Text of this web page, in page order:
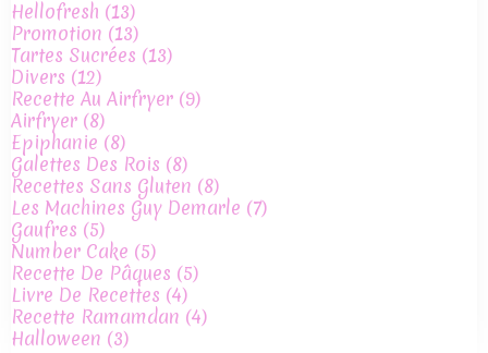
Hellofresh (13)
Promotion (13)
Tartes Sucrées (13)
Divers (12)
Recette Au Airfryer (9)
Airfryer (8)
Epiphanie (8)
Galettes Des Rois (8)
Recettes Sans Gluten (8)
Les Machines Guy Demarle (7)
Gaufres (5)
Number Cake (5)
Recette De Pâques (5)
Livre De Recettes (4)
Recette Ramamdan (4)
Halloween (3)